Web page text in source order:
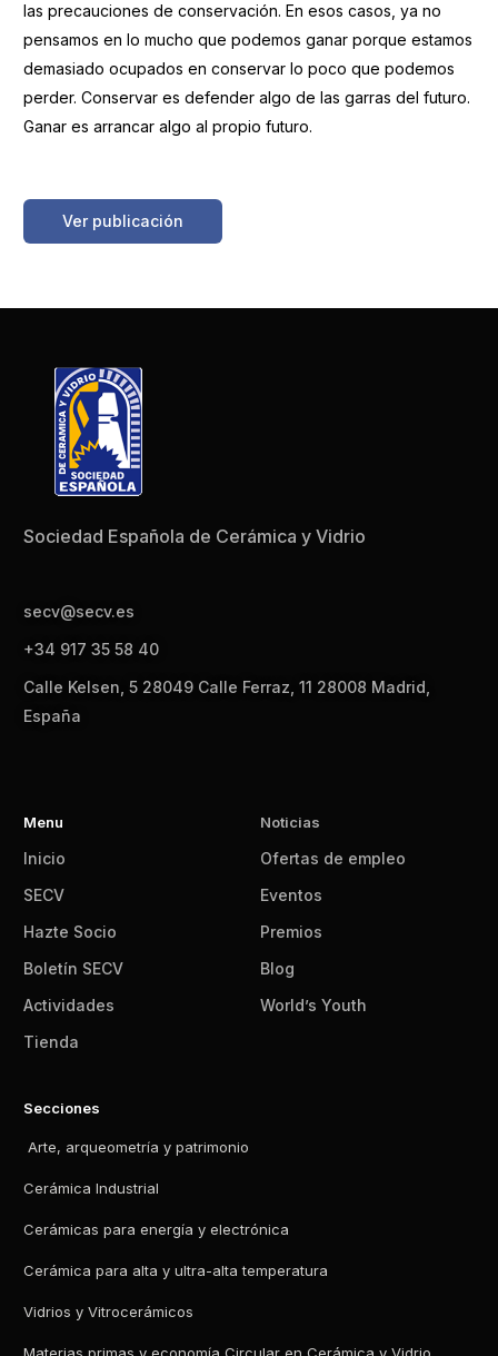
las precauciones de conservación. En esos casos, ya no
pensamos en lo mucho que podemos ganar porque estamos
demasiado ocupados en conservar lo poco que podemos
perder. Conservar es defender algo de las garras del futuro.
Ganar es arrancar algo al propio futuro.
Ver publicación
Sociedad Española de Cerámica y Vidrio
secv@secv.es
+34 917 35 58 40
Calle Kelsen, 5 28049 Calle Ferraz, 11 28008 Madrid,
España
Menu
Inicio
SECV
Hazte Socio
Boletín SECV
Actividades
Tienda
Noticias
Ofertas de empleo
Eventos
Premios
Blog
World’s Youth
Secciones
Arte, arqueometría y patrimonio
Cerámica Industrial
Cerámicas para energía y electrónica
Cerámica para alta y ultra-alta temperatura
Vidrios y Vitrocerámicos